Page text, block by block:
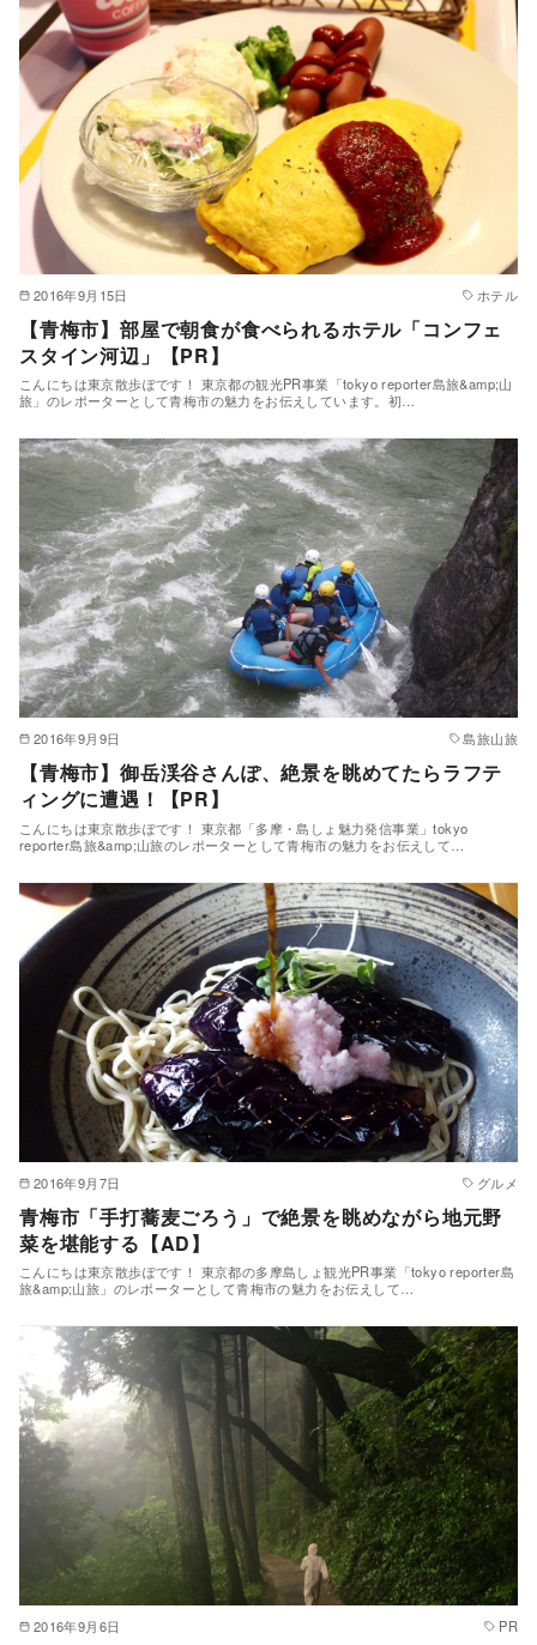
2016年9月15日 ホテル
【青梅市】部屋で朝食が食べられるホテル「コンフェ
スタイン河辺」【PR】
こんにちは東京散歩ぽです！ 東京都の観光PR事業「tokyo reporter島旅&amp;山
旅」のレポーターとして青梅市の魅力をお伝えしています。初…
2016年9月9日 島旅山旅
【青梅市】御岳渓谷さんぽ、絶景を眺めてたらラフテ
ィングに遭遇！【PR】
こんにちは東京散歩ぽです！ 東京都「多摩・島しょ魅力発信事業」tokyo
reporter島旅&amp;山旅のレポーターとして青梅市の魅力をお伝えして…
2016年9月7日 グルメ
青梅市「手打蕎麦ごろう」で絶景を眺めながら地元野
菜を堪能する【AD】
こんにちは東京散歩ぽです！ 東京都の多摩島しょ観光PR事業「tokyo reporter島
旅&amp;山旅」のレポーターとして青梅市の魅力をお伝えして…
2016年9月6日 PR